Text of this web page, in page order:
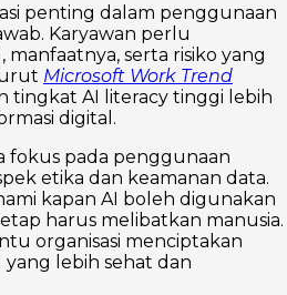
penting dalam penggunaan
Karyawan perlu
manfaatnya, serta risiko yang
Microsoft Work Trend
tingkat AI literacy tinggi lebih
digital.
fokus pada penggunaan
etika dan keamanan data.
kapan AI boleh digunakan
harus melibatkan manusia.
organisasi menciptakan
lebih sehat dan